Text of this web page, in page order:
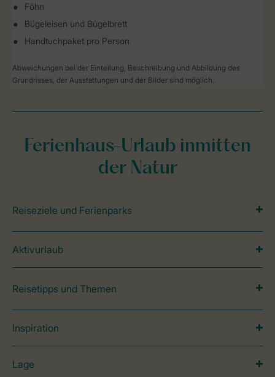
Föhn
Bügeleisen und Bügelbrett
Handtuchpaket pro Person
Abweichungen bei der Einteilung, Beschreibung und Abbildung des
Grundrisses, der Ausstattungen und der Bilder sind möglich.
Ferienhaus-Urlaub inmitten
der Natur
Reiseziele und Ferienparks
Aktivurlaub
Reisetipps und Themen
Inspiration
Lage